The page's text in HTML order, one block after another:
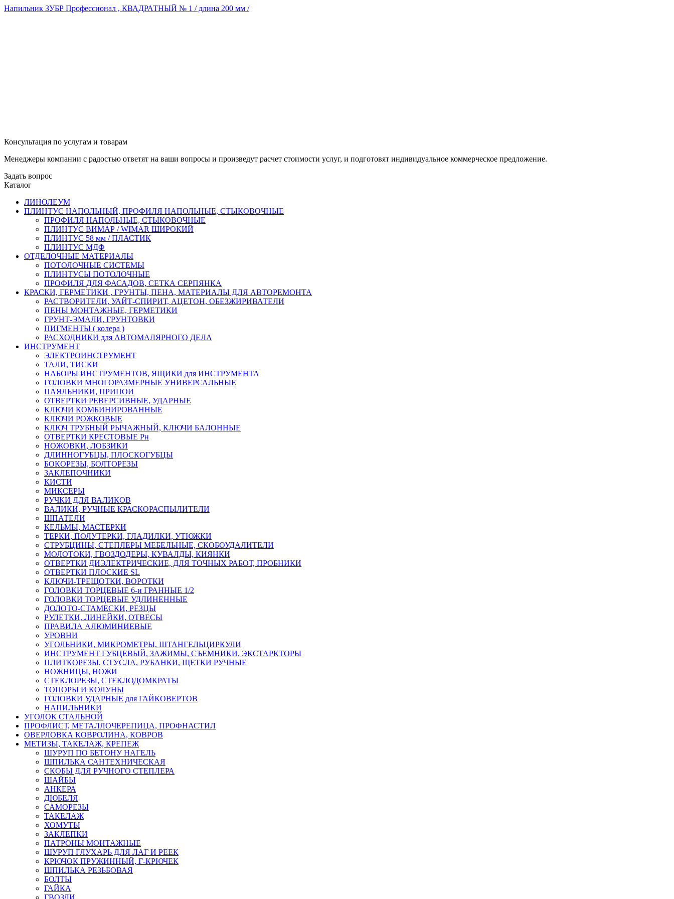
Напильник ЗУБР Профессионал , КВАДРАТНЫЙ № 1 / длина 200 мм /
Консультация по услугам и товарам
Менеджеры компании с радостью ответят на ваши вопросы и произведут расчет стоимости услуг, и подготовят индивидуальное коммерческое предложение.
Задать вопрос
Каталог
ЛИНОЛЕУМ
ПЛИНТУС НАПОЛЬНЫЙ, ПРОФИЛЯ НАПОЛЬНЫЕ, СТЫКОВОЧНЫЕ
ПРОФИЛЯ НАПОЛЬНЫЕ, СТЫКОВОЧНЫЕ
ПЛИНТУС ВИМАР / WIMAR ШИРОКИЙ
ПЛИНТУС 58 мм / ПЛАСТИК
ПЛИНТУС МДФ
ОТДЕЛОЧНЫЕ МАТЕРИАЛЫ
ПОТОЛОЧНЫЕ СИСТЕМЫ
ПЛИНТУСЫ ПОТОЛОЧНЫЕ
ПРОФИЛЯ ДЛЯ ФАСАДОВ, СЕТКА СЕРПЯНКА
КРАСКИ, ГЕРМЕТИКИ , ГРУНТЫ, ПЕНА, МАТЕРИАЛЫ ДЛЯ АВТОРЕМОНТА
РАСТВОРИТЕЛИ, УАЙТ-СПИРИТ, АЦЕТОН, ОБЕЗЖИРИВАТЕЛИ
ПЕНЫ МОНТАЖНЫЕ, ГЕРМЕТИКИ
ГРУНТ-ЭМАЛИ, ГРУНТОВКИ
ПИГМЕНТЫ ( колера )
РАСХОДНИКИ для АВТОМАЛЯРНОГО ДЕЛА
ИНСТРУМЕНТ
ЭЛЕКТРОИНСТРУМЕНТ
ТАЛИ, ТИСКИ
НАБОРЫ ИНСТРУМЕНТОВ, ЯЩИКИ для ИНСТРУМЕНТА
ГОЛОВКИ МНОГОРАЗМЕРНЫЕ УНИВЕРСАЛЬНЫЕ
ПАЯЛЬНИКИ, ПРИПОИ
ОТВЕРТКИ РЕВЕРСИВНЫЕ, УДАРНЫЕ
КЛЮЧИ КОМБИНИРОВАННЫЕ
КЛЮЧИ РОЖКОВЫЕ
КЛЮЧ ТРУБНЫЙ РЫЧАЖНЫЙ, КЛЮЧИ БАЛОННЫЕ
ОТВЕРТКИ КРЕСТОВЫЕ Рн
НОЖОВКИ, ЛОБЗИКИ
ДЛИННОГУБЦЫ, ПЛОСКОГУБЦЫ
БОКОРЕЗЫ, БОЛТОРЕЗЫ
ЗАКЛЕПОЧНИКИ
КИСТИ
МИКСЕРЫ
РУЧКИ ДЛЯ ВАЛИКОВ
ВАЛИКИ, РУЧНЫЕ КРАСКОРАСПЫЛИТЕЛИ
ШПАТЕЛИ
КЕЛЬМЫ, МАСТЕРКИ
ТЕРКИ, ПОЛУТЕРКИ, ГЛАДИЛКИ, УТЮЖКИ
СТРУБЦИНЫ, СТЕПЛЕРЫ МЕБЕЛЬНЫЕ, СКОБОУДАЛИТЕЛИ
МОЛОТОКИ, ГВОЗДОДЕРЫ, КУВАЛДЫ, КИЯНКИ
ОТВЕРТКИ ДИЭЛЕКТРИЧЕСКИЕ, ДЛЯ ТОЧНЫХ РАБОТ, ПРОБНИКИ
ОТВЕРТКИ ПЛОСКИЕ SL
КЛЮЧИ-ТРЕЩОТКИ, ВОРОТКИ
ГОЛОВКИ ТОРЦЕВЫЕ 6-и ГРАННЫЕ 1/2
ГОЛОВКИ ТОРЦЕВЫЕ УДЛИНЕННЫЕ
ДОЛОТО-СТАМЕСКИ, РЕЗЦЫ
РУЛЕТКИ, ЛИНЕЙКИ, ОТВЕСЫ
ПРАВИЛА АЛЮМИНИЕВЫЕ
УРОВНИ
УГОЛЬНИКИ, МИКРОМЕТРЫ, ШТАНГЕЛЬЦИРКУЛИ
ИНСТРУМЕНТ ГУБЦЕВЫЙ, ЗАЖИМЫ, СЪЕМНИКИ, ЭКСТАРКТОРЫ
ПЛИТКОРЕЗЫ, СТУСЛА, РУБАНКИ, ЩЕТКИ РУЧНЫЕ
НОЖНИЦЫ, НОЖИ
СТЕКЛОРЕЗЫ, СТЕКЛОДОМКРАТЫ
ТОПОРЫ И КОЛУНЫ
ГОЛОВКИ УДАРНЫЕ для ГАЙКОВЕРТОВ
НАПИЛЬНИКИ
УГОЛОК СТАЛЬНОЙ
ПРОФЛИСТ, МЕТАЛЛОЧЕРЕПИЦА, ПРОФНАСТИЛ
ОВЕРЛОВКА КОВРОЛИНА, КОВРОВ
МЕТИЗЫ, ТАКЕЛАЖ, КРЕПЕЖ
ШУРУП ПО БЕТОНУ НАГЕЛЬ
ШПИЛЬКА САНТЕХНИЧЕСКАЯ
СКОБЫ ДЛЯ РУЧНОГО СТЕПЛЕРА
ШАЙБЫ
АНКЕРА
ДЮБЕЛЯ
САМОРЕЗЫ
ТАКЕЛАЖ
ХОМУТЫ
ЗАКЛЕПКИ
ПАТРОНЫ МОНТАЖНЫЕ
ШУРУП ГЛУХАРЬ ДЛЯ ЛАГ И РЕЕК
КРЮЧОК ПРУЖИННЫЙ, Г-КРЮЧЕК
ШПИЛЬКА РЕЗЬБОВАЯ
БОЛТЫ
ГАЙКА
ГВОЗДИ